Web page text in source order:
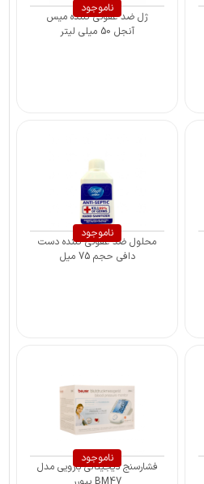
ناموجود
ژل ضد عفونی کننده میس
آنجل 50 میلی لیتر
ناموجود
محلول ضد عفونی کننده دست
دافی حجم 75 میل
ناموجود
فشارسنج دیجیتالی بازویی مدل